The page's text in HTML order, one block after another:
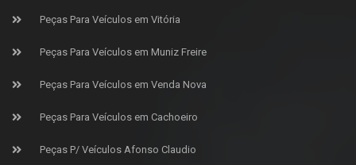
Peças Para Veículos em Vitória
Peças Para Veículos em Muniz Freire
Peças Para Veículos em Venda Nova
Peças Para Veículos em Cachoeiro
Peças P/ Veículos Afonso Claudio